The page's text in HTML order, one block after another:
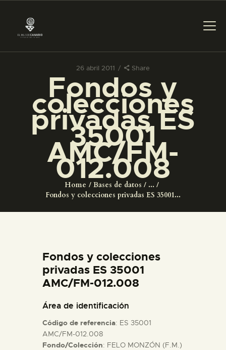
26 abril 2011 Share
Fondos y
colecciones
privadas ES
35001
AMC/FM-
012.008
Home Bases de datos
...
Fondos y colecciones privadas ES 35001...
PREPARAR LA VISITA
ACTIVIDADES
█
EL MUSEO
ESPAÑOL
ACTIVIDADES
Fondos y colecciones
privadas ES 35001
AMC/FM-012.008
Área de identificación
Código de referencia: ES 35001
AMC/FM-012.008
Fondo/Colección: FELO MONZÓN (F.M.)